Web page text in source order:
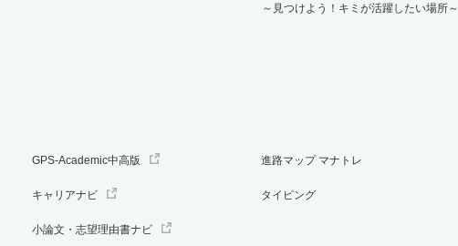
～見つけよう！キミが活躍したい場所～
GPS-Academic中高版
キャリアナビ
小論文・志望理由書ナビ
進路マップ マナトレ
タイピング